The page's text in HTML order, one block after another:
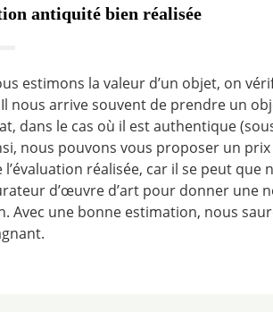
antiquité bien réalisée
estimons la valeur d’un objet, on
nous arrive souvent de prendre un
dans le cas où il est authentique
nous pouvons vous proposer un prix
réalisée, car il se peut que
d’œuvre d’art pour donner une
Avec une bonne estimation, nous